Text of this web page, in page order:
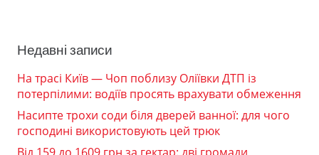
Недавні записи
На трасі Київ — Чоп поблизу Оліївки ДТП із
потерпілими: водіїв просять врахувати обмеження
Насипте трохи соди біля дверей ванної: для чого
господині використовують цей трюк